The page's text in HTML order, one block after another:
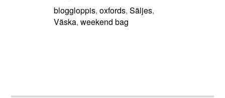
bloggloppis,oxfords,Säljes,
Väska,weekend bag